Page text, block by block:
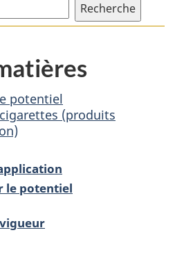
consommation)
consommation)
potentiel
(produits
le potentiel